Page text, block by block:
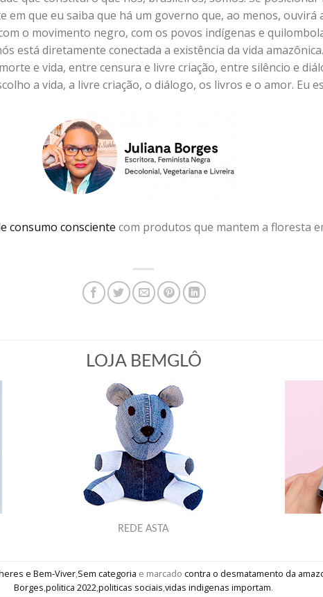
em que eu saiba que há um governo que, ao menos, ouvirá
o movimento negro, com os povos indígenas e
está diretamente conectada a existência da vida
e vida, entre censura e livre criação, entre silêncio e
a vida, a livre criação, o diálogo, os livros e o amor. Eu
consumo consciente com produtos que mantem a floresta
LOJA BEMGLÔ
REDE ASTA
e Bem-Viver,Sem categoria e marcado contra o desmatamento da
Borges,politica 2022,politicas sociais,vidas indigenas importam.